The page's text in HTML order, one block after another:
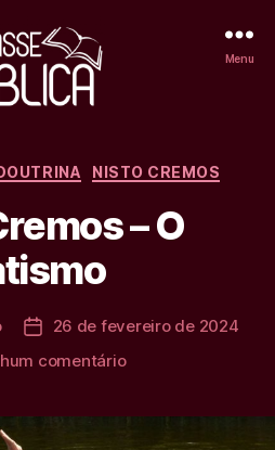
Online
Menu
CategoriasNISTO CREMOS
– O
Data26 de fevereiro de 2024
comentárioem